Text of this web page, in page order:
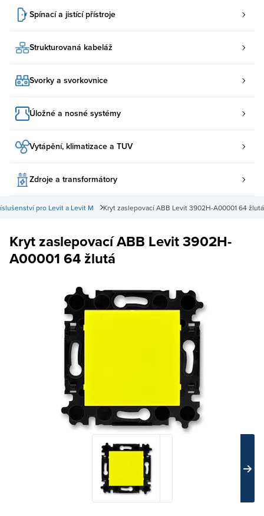
Spínací a jistící přístroje
Strukturovaná kabeláž
Svorky a svorkovnice
Úložné a nosné systémy
Vytápění, klimatizace a TUV
Zdroje a transformátory
Kryt zaslepovací ABB Levit 3902H-A00001 64 žlutá
pro Levit a Levit M
Kryt zaslepovací ABB Levit 3902H-
A00001 64 žlutá